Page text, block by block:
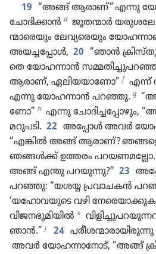
19 “അങ്ങ്‌ ആരാണ്‌” എന്നു
ചോദിക്കാൻ d ജൂതന്മാർ
ന്മാ​രെ​യും ലേവ്യ​രെ​യും
അയച്ചപ്പോൾ, 20 “ഞാൻ
തെ യോഹ​ന്നാൻ
ആരാണ്‌, ഏലിയ​യാ​ണോ” f എന്ന്‌
എന്നു യോഹ​ന്നാൻ പറഞ്ഞു. g
ണോ” h എന്നു ചോദിച്ചപ്പോഴും,
മറുപടി. 22 അപ്പോൾ അവർ
“എങ്കിൽ അങ്ങ്‌ ആരാണ്‌?
ഞങ്ങൾക്ക്‌ ഉത്തരം പറയണമല്ലോ.
അങ്ങ്‌ എന്തു പറയുന്നു?” 23
പറഞ്ഞു: “യശയ്യ പ്രവാ​ചകൻ
‘യഹോവയുടെ വഴി
വിജനഭൂമിയിൽ *
ഞാൻ.” j 24
അവർ യോഹന്നാനോട്‌, “അങ്ങ്‌